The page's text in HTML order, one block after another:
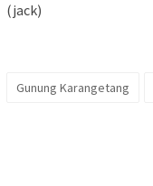
(jack)
Gunung Karangetang